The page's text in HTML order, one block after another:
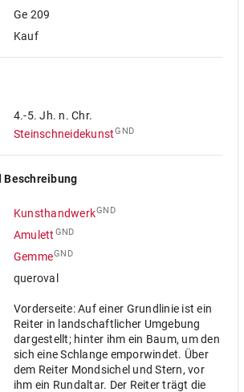
Ge 209
Kauf
4.-5. Jh. n. Chr.
SteinschneidekunstGND
KunsthandwerkGND
Amulett GND
GemmeGND
queroval
Vorderseite: Auf einer Grundlinie ist ein
Reiter in landschaftlicher Umgebung
dargestellt; hinter ihm ein Baum, um den
sich eine Schlange emporwindet. Über
dem Reiter Mondsichel und Stern, vor
ihm ein Rundaltar. Der Reiter trägt die